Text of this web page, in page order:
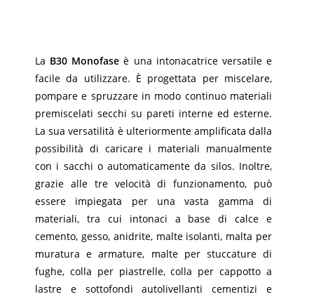
La B30 Monofase è una intonacatrice versatile e
facile da utilizzare. È progettata per miscelare,
pompare e spruzzare in modo continuo materiali
premiscelati secchi su pareti interne ed esterne.
La sua versatilità è ulteriormente amplificata dalla
possibilità di caricare i materiali manualmente
con i sacchi o automaticamente da silos. Inoltre,
grazie alle tre velocità di funzionamento, può
essere impiegata per una vasta gamma di
materiali, tra cui intonaci a base di calce e
cemento, gesso, anidrite, malte isolanti, malta per
muratura e armature, malte per stuccature di
fughe, colla per piastrelle, colla per cappotto a
lastre e sottofondi autolivellanti cementizi e